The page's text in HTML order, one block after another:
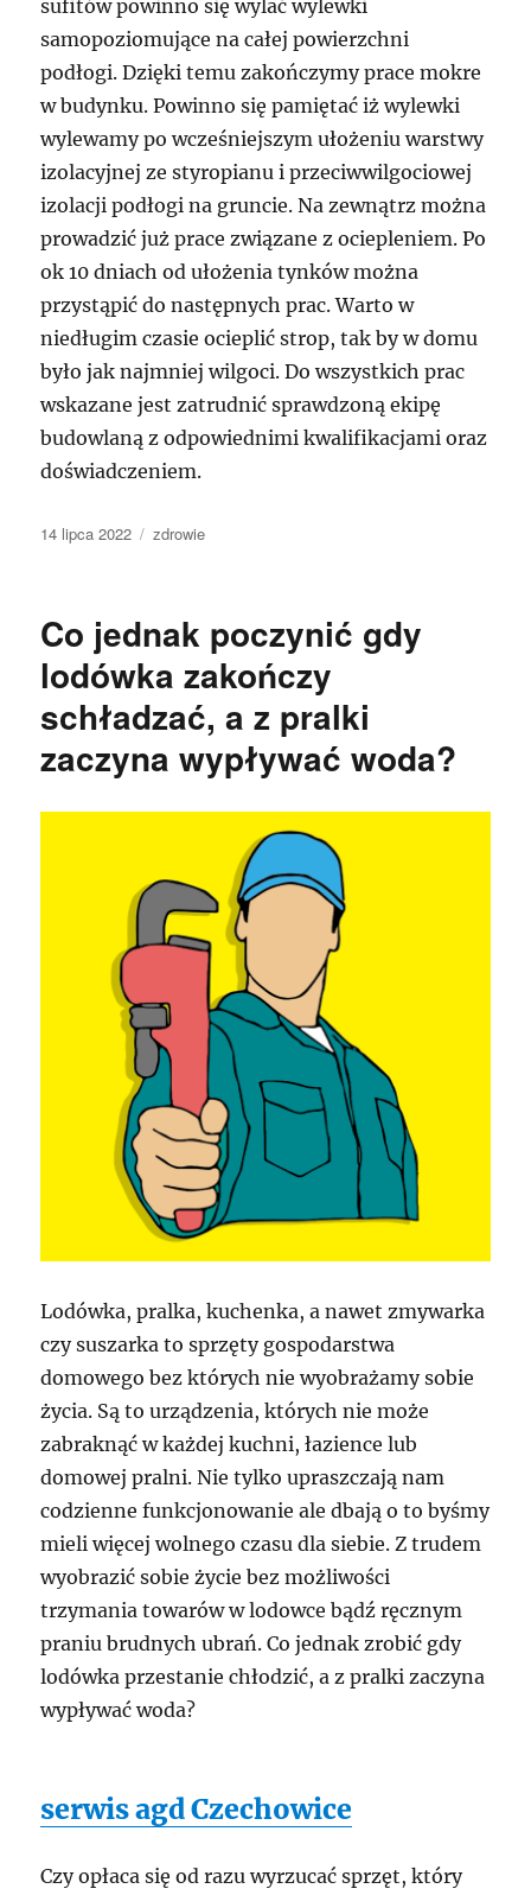
sufitów powinno się wylać wylewki
samopoziomujące na całej powierzchni
podłogi. Dzięki temu zakończymy prace mokre
w budynku. Powinno się pamiętać iż wylewki
wylewamy po wcześniejszym ułożeniu warstwy
izolacyjnej ze styropianu i przeciwwilgociowej
izolacji podłogi na gruncie. Na zewnątrz można
prowadzić już prace związane z ociepleniem. Po
ok 10 dniach od ułożenia tynków można
przystąpić do następnych prac. Warto w
niedługim czasie ocieplić strop, tak by w domu
było jak najmniej wilgoci. Do wszystkich prac
wskazane jest zatrudnić sprawdzoną ekipę
budowlaną z odpowiednimi kwalifikacjami oraz
doświadczeniem.
Data
14 lipca 2022 Kategorie
zdrowie
Co jednak poczynić gdy
lodówka zakończy
schładzać, a z pralki
zaczyna wypływać woda?
Lodówka, pralka, kuchenka, a nawet zmywarka
czy suszarka to sprzęty gospodarstwa
domowego bez których nie wyobrażamy sobie
życia. Są to urządzenia, których nie może
zabraknąć w każdej kuchni, łazience lub
domowej pralni. Nie tylko upraszczają nam
codzienne funkcjonowanie ale dbają o to byśmy
mieli więcej wolnego czasu dla siebie. Z trudem
wyobrazić sobie życie bez możliwości
trzymania towarów w lodowce bądź ręcznym
praniu brudnych ubrań. Co jednak zrobić gdy
lodówka przestanie chłodzić, a z pralki zaczyna
wypływać woda?
serwis agd Czechowice
Czy opłaca się od razu wyrzucać sprzęt, który